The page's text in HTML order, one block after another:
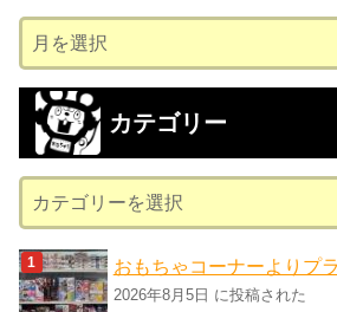
ー
カ
ブ
カテゴリー
テ
ゴ
リ
おもちゃコーナーよりプ
2026年8月5日 に投稿された